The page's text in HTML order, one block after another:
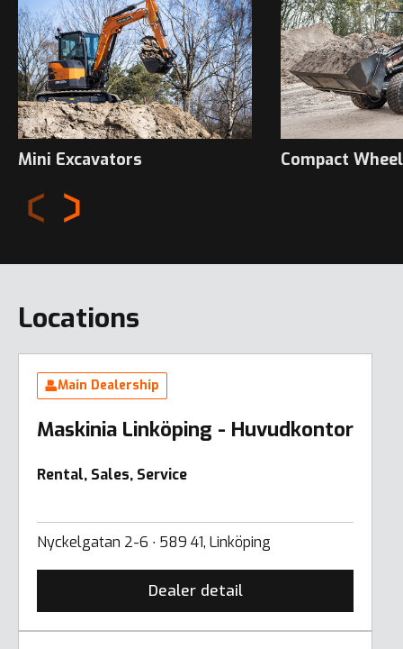
Mini Excavators Compact
Locations
Main Dealership
Maskinia Linköping - Huvudkontor
Rental, Sales, Service
Nyckelgatan 2-6 ∙ 589 41, Linköping
Dealer detail